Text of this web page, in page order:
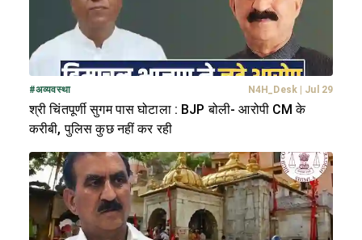
#अव्यवस्था N4H_Desk| Jul 29
श्री चिंतपूर्णी सुगम पास घोटाला : BJP बोली- आरोपी CM के
करीबी, पुलिस कुछ नहीं कर रही